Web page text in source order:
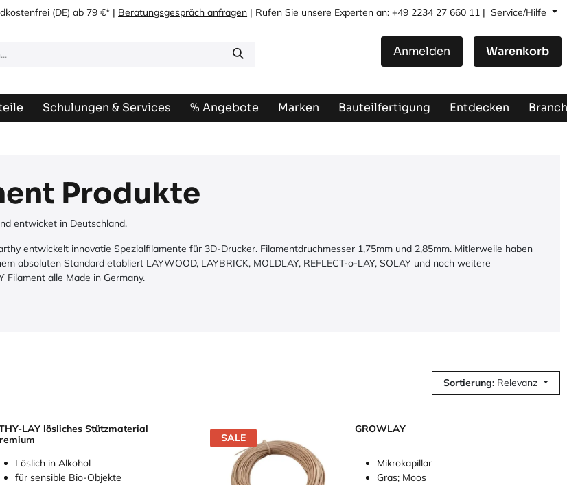
(DE) ab 79 €* | Beratungsgespräch anfragen | Rufen Sie unsere Experten an: +49 2234 27 660 11 | Service/Hilfe
Anmelden Warenkorb
Schulungen & Services % Angebote Marken Bauteilfertigung Entdecken
Produkte
entwicket in Deutschland.
entwickelt innovatie Spezialfilamente für 3D-Drucker. Filamentdruchmesser 1,75mm und 2,85mm. Mitlerweile haben
absoluten Standard etabliert LAYWOOD, LAYBRICK, MOLDLAY, REFLECT-o-LAY, SOLAY und noch weitere
Filament alle Made in Germany.
Sortierung: Relevanz
LAY lösliches Stützmaterial
Löslich in Alkohol
für sensible Bio-Objekte
SALE
GROWLAY
Mikrokapillar
Gras; Moos